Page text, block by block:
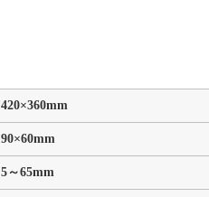
420×360mm
90×60mm
5 ～65mm